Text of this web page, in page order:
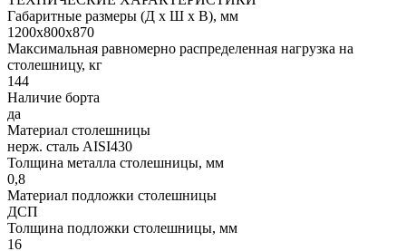
Габаритные размеры (Д х Ш х В), мм
1200х800х870
Максимальная равномерно распределенная нагрузка на
столешницу, кг
144
Наличие борта
да
Материал столешницы
нерж. сталь AISI430
Толщина металла столешницы, мм
0,8
Материал подложки столешницы
ДСП
Толщина подложки столешницы, мм
16